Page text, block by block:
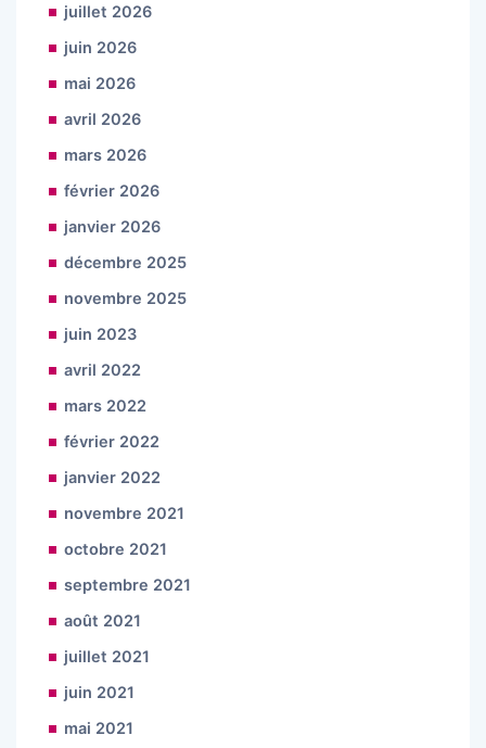
juillet 2026
juin 2026
mai 2026
avril 2026
mars 2026
février 2026
janvier 2026
décembre 2025
novembre 2025
juin 2023
avril 2022
mars 2022
février 2022
janvier 2022
novembre 2021
octobre 2021
septembre 2021
août 2021
juillet 2021
juin 2021
mai 2021